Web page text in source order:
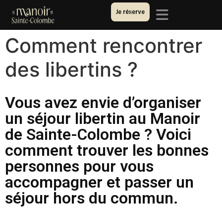
Je réserve
Comment rencontrer
des libertins ?
Vous avez envie d’organiser
un séjour libertin au Manoir
de Sainte-Colombe ? Voici
comment trouver les bonnes
personnes pour vous
accompagner et passer un
séjour hors du commun.